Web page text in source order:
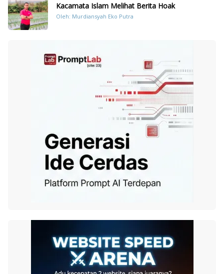
Kacamata Islam Melihat Berita Hoak
Oleh: Murdiansyah Eko Putra